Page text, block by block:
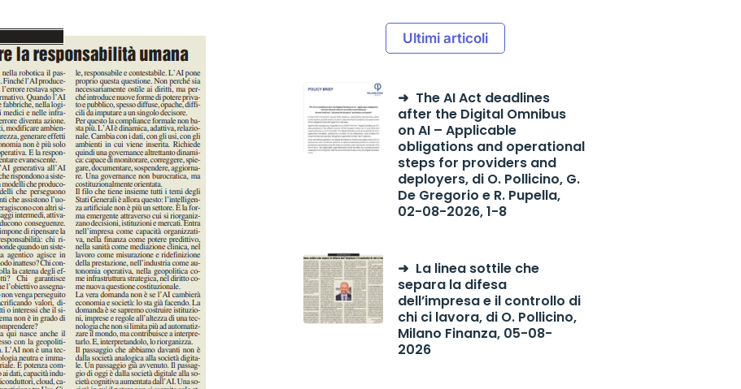
Ultimi articoli
The AI Act deadlines
after the Digital Omnibus
on AI – Applicable
obligations and operational
steps for providers and
deployers, di O. Pollicino, G.
De Gregorio e R. Pupella,
02-08-2026, 1-8
La linea sottile che
separa la difesa
dell’impresa e il controllo di
chi ci lavora, di O. Pollicino,
Milano Finanza, 05-08-
2026